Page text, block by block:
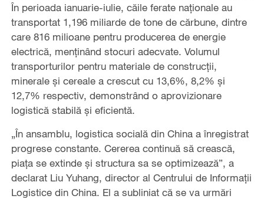
În perioada ianuarie-iulie, căile ferate naționale au
transportat 1,196 miliarde de tone de cărbune, dintre
care 816 milioane pentru producerea de energie
electrică, menținând stocuri adecvate. Volumul
transporturilor pentru materiale de construcții,
minerale și cereale a crescut cu 13,6%, 8,2% și
12,7% respectiv, demonstrând o aprovizionare
logistică stabilă și eficientă.
„În ansamblu, logistica socială din China a înregistrat
progrese constante. Cererea continuă să crească,
piața se extinde și structura sa se optimizează”, a
declarat Liu Yuhang, director al Centrului de Informații
Logistice din China. El a subliniat că se va urmări